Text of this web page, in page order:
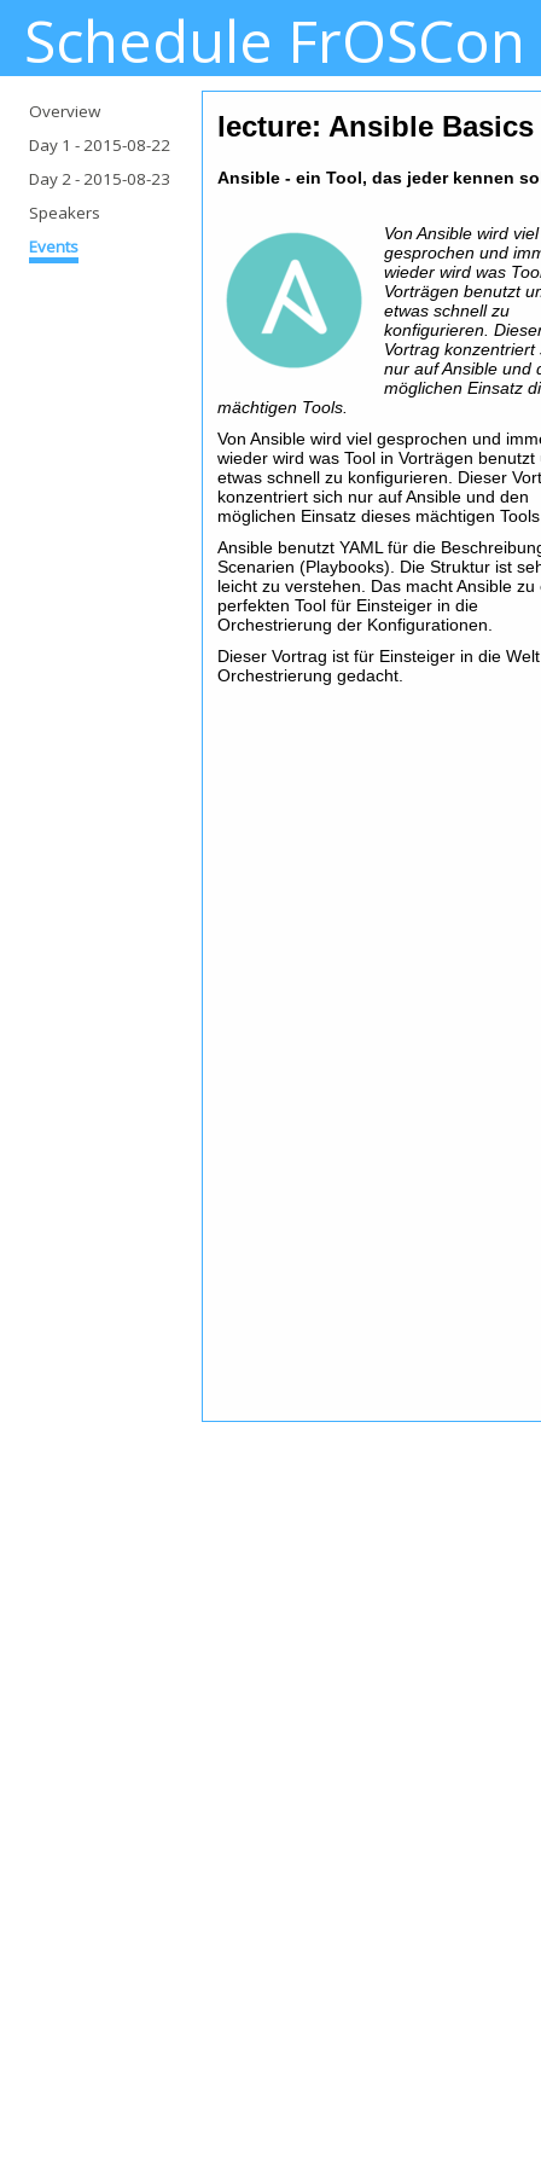
Schedule
Overview
Day 1 - 2015-08-22
Day 2- 2015-08-23
Speakers
Events
lecture: Ansible Basics
Ansible - ein Tool, das jeder kennen
Von Ansible wird viel
gesprochen und
wieder wird was
Vorträgen benutzt
etwas schnell zu
konfigurieren.
Vortrag konzentriert
nur auf Ansible und
möglichen Einsatz
mächtigen Tools.
Von Ansible wird viel gesprochen und
wieder wird was Tool in Vorträgen benutzt
etwas schnell zu konfigurieren. Dieser
konzentriert sich nur auf Ansible und den
möglichen Einsatz dieses mächtigen
Ansible benutzt YAML für die
Scenarien (Playbooks). Die Struktur ist
leicht zu verstehen. Das macht Ansible zu
perfekten Tool für Einsteiger in die
Orchestrierung der Konfigurationen.
Dieser Vortrag ist für Einsteiger in die
Orchestrierung gedacht.